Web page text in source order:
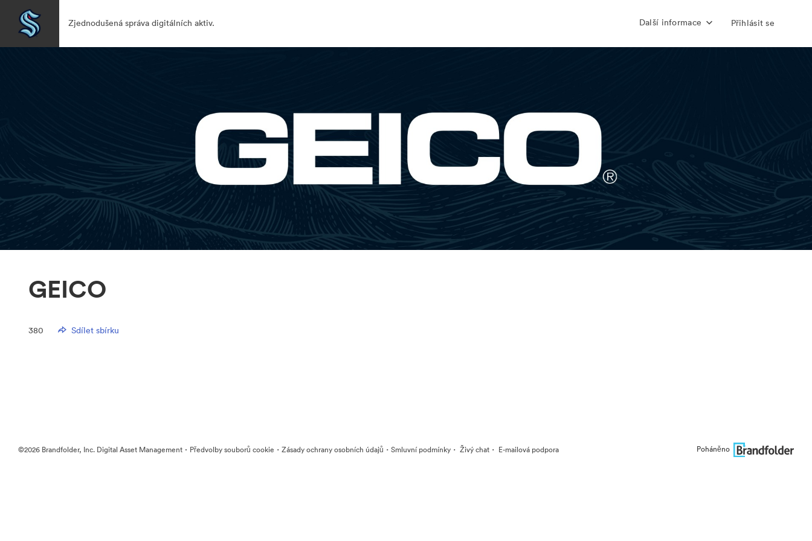
Zjednodušená správa digitálních aktiv. Další informace Přihlásit se
GEICO
380 Sdílet sbírku
©2026 Brandfolder, Inc. Digital Asset Management · Předvolby souborů cookie · Zásady ochrany osobních údajů · Smluvní podmínky · Živý chat · E-mailová podpora Poháněno